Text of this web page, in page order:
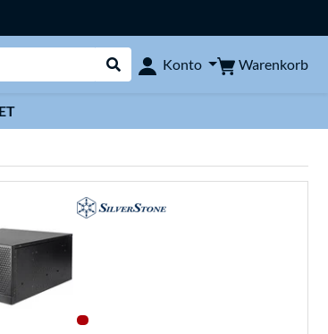
Suche durchführen
Konto Warenkorb